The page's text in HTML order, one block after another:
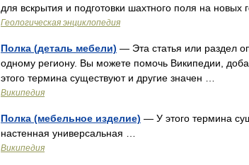
для вскрытия и подготовки шахтного поля на новых
Геологическая энциклопедия
Полка (деталь мебели) — Эта статья или раздел
одному региону. Вы можете помочь Википедии,
этого термина существуют и другие значен …
Википедия
Полка (мебельное изделие) — У этого термина
настенная универсальная …
Википедия